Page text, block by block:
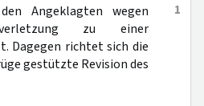
1
Angeklagten wegen
zu einer
Dagegen richtet sich die
gestützte Revision des